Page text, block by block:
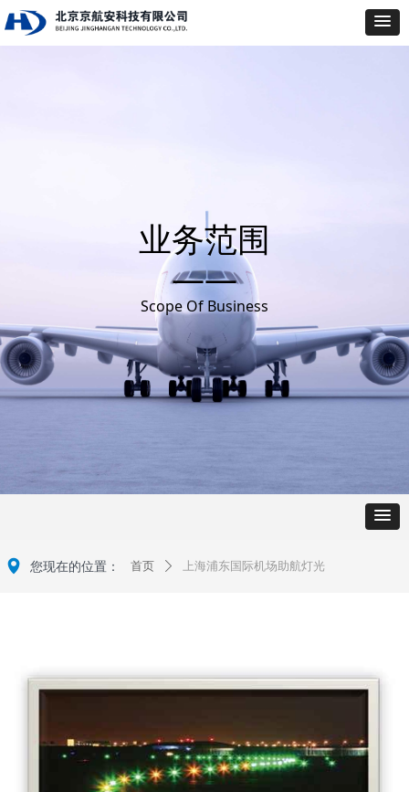
业务范围
——
Scope Of Business
넹 您现在的位置： 首页 ꄲ 上海浦东国际机场助航灯光